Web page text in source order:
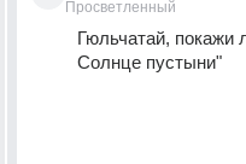
Просветленный
Гюльчатай, покажи
Солнце пустыни"